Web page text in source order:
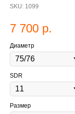
SKU: 1099
7 700 р.
Диаметр
SDR
Размер